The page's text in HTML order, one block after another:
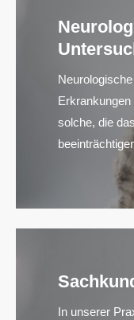
solche, die
In unserer